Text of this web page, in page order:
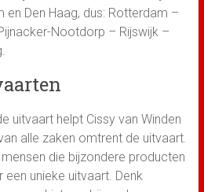
Den Haag, dus: Rotterdam –
Nootdorp – Rijswijk –
uitvaart helpt Cissy van Winden
alle zaken omtrent de uitvaart.
die bijzondere producten
unieke uitvaart. Denk